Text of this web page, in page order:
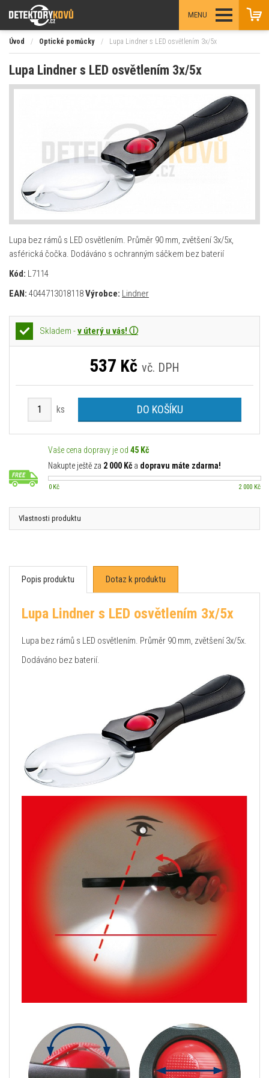
MENU
Úvod / Optické pomůcky / Lupa Lindner s LED osvětlením 3x/5x
Lupa Lindner s LED osvětlením 3x/5x
Lupa bez rámů s LED osvětlením. Průměr 90 mm, zvětšení 3x/5x,
asférická čočka. Dodáváno s ochranným sáčkem bez baterií
Kód: L7114
EAN: 4044713018118Výrobce: Lindner
Skladem -v úterý u vás! ⓘ
537 Kč vč. DPH
ks DO KOŠÍKU
Vaše cena dopravy je od 45 Kč
Nakupte ještě za 2 000 Kč a dopravu máte zdarma!
0 Kč 2 000 Kč
Vlastnosti produktu
Popis produktu Dotaz k produktu
Lupa Lindner s LED osvětlením 3x/5x
Lupa bez rámů s LED osvětlením. Průměr 90 mm, zvětšení 3x/5x.
Dodáváno bez baterií.